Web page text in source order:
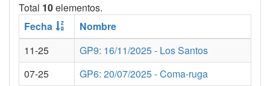
Total 10elementos.
Fecha
Nombre
11-25
GP9: 16/11/2025 - Los Santos
07-25
GP6: 20/07/2025 - Coma-ruga